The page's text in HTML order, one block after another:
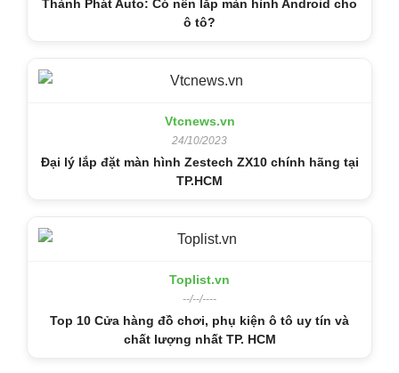
Thành Phát Auto: Có nên lắp màn hình Android cho
ô tô?
Vtcnews.vn
24/10/2023
Đại lý lắp đặt màn hình Zestech ZX10 chính hãng tại
TP.HCM
Toplist.vn
--/--/----
Top 10 Cửa hàng đồ chơi, phụ kiện ô tô uy tín và
chất lượng nhất TP. HCM